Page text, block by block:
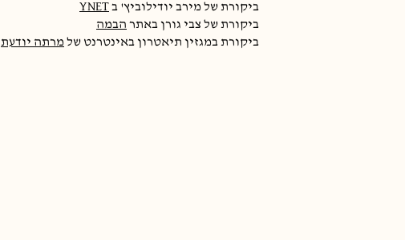
ביקורת של מירב יודילוביץ' בYNET
ביקורת של צבי גורן באתר הבמה
ביקורת במגזין תיאטרון באינטרנט של מרתה יודעת